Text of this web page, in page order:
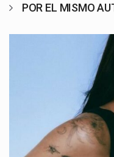
POR EL MISMO